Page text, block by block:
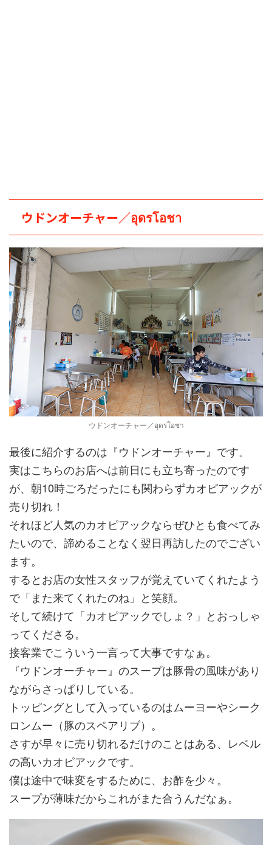
ウドンオーチャー／อุดรโอชา
ウドンオーチャー／อุดรโอชา
最後に紹介するのは『ウドンオーチャー』です。
実はこちらのお店へは前日にも立ち寄ったのです
が、朝10時ごろだったにも関わらずカオピアックが
売り切れ！
それほど人気のカオピアックならぜひとも食べてみ
たいので、諦めることなく翌日再訪したのでござい
ます。
するとお店の女性スタッフが覚えていてくれたよう
で「また来てくれたのね」と笑顔。
そして続けて「カオピアックでしょ？」とおっしゃ
ってくださる。
接客業でこういう一言って大事ですなぁ。
『ウドンオーチャー』のスープは豚骨の風味があり
ながらさっぱりしている。
トッピングとして入っているのはムーヨーやシーク
ロンムー（豚のスペアリブ）。
さすが早々に売り切れるだけのことはある、レベル
の高いカオピアックです。
僕は途中で味変をするために、お酢を少々。
スープが薄味だからこれがまた合うんだなぁ。